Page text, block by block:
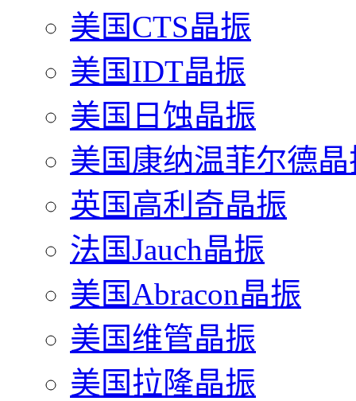
美国CTS晶振
美国IDT晶振
美国日蚀晶振
美国康纳温菲尔德晶
英国高利奇晶振
法国Jauch晶振
美国Abracon晶振
美国维管晶振
美国拉隆晶振